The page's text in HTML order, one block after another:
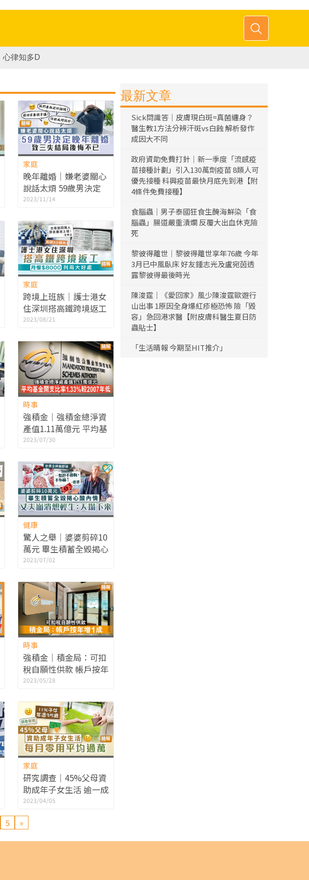
心律知多D
家庭
晚年離婚｜嫌老婆關心
說話太煩 59歲男決定
晚年離婚 致三失結局後
2023/11/14
家庭
跨境上班族｜護士港女
住深圳搭高鐵跨境返工
月慳$8000列兩大好處
2023/08/21
時事
強積金｜強積金總淨資
產值1.11萬億元 平均基
金開支比率1.33%較
2023/07/30
健康
驚人之舉｜婆婆剪碎10
萬元 畢生積蓄全毀揭心
酸內情 丈夫崩潰想輕
2023/07/02
時事
強積金｜積金局：可扣
稅自願性供款 帳戶按年
增1成
2023/05/28
家庭
研究調查｜45%父母資
助成年子女生活 逾一成
子女過35歲 每月零用
平均過萬
2023/04/05
最新文章
Sick問識答｜皮膚現白斑=真菌纏身？
醫生教1方法分辨汗斑vs白蝕 解析發作
成因大不同
政府資助免費打針｜新一季度「流感疫
苗接種計劃」引入130萬劑疫苗 8類人可
優先接種 科興疫苗最快月底先到港【附
4條件免費接種】
食腦蟲｜男子泰國狂食生醃海鮮染「食
腦蟲」腸道嚴重潰爛 反覆大出血休克險
死
黎彼得離世｜黎彼得離世享年76歲 今年
3月已中風臥床 好友鍾志光及盧宛茵透
露黎彼得最後時光
陳浚霆｜《愛回家》風少陳浚霆歐遊行
山出事 1原因全身爆紅疹極恐怖 險「毀
容」急回港求醫【附皮膚科醫生夏日防
蟲貼士】
「生活晴報 今期至HIT推介」
5 »